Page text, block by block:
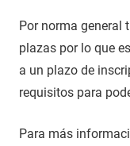
Por norma general
plazas por lo que
a un plazo de
requisitos para
Para más